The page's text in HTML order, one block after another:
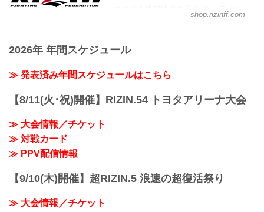
オークションで出品されるアイテムは、
か手に入らない貴重なアイテム。ファン
ラインナップには、選手たちの感謝の想
や入手困難なRIZINファイターによる直筆
日本の総合格闘技団体「RIZIN（ライジ
ン）」の公式グッズ販売店。大会やイベ
shop.rizinff.com
2026年 年間スケジュール
≫ 発表済み年間スケジュールはこちら
【8/11(火･祝)開催】RIZIN.54 トヨタアリーナ大会
≫ 大会情報／チケット
≫ 対戦カード
≫ PPV配信情報
【9/10(木)開催】超RIZIN.5 浪速の超復活祭り
≫ 大会情報／チケット